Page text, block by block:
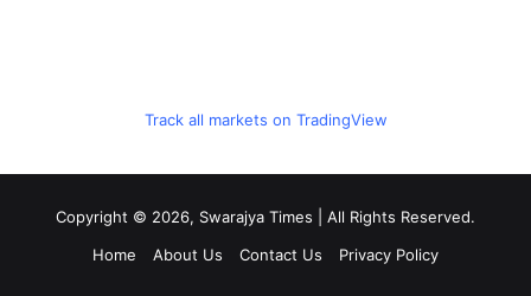
Track all markets on TradingView
Copyright © 2026, Swarajya Times | All Rights Reserved.
Home
About Us Contact Us Privacy Policy